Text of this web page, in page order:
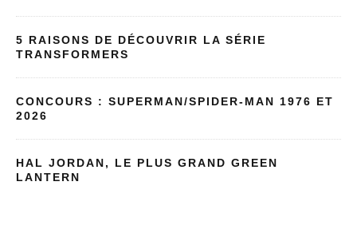
5 RAISONS DE DÉCOUVRIR LA SÉRIE
TRANSFORMERS
CONCOURS : SUPERMAN/SPIDER-MAN 1976 ET
2026
HAL JORDAN, LE PLUS GRAND GREEN
LANTERN